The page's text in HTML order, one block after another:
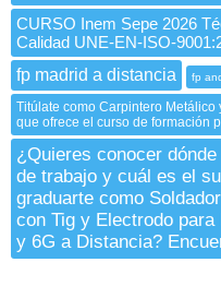
CURSO Inem Sepe 2026
Calidad UNE-EN-ISO-
fp madrid a distancia
fp
Titúlate como Carpintero
que ofrece el curso de formación
¿Quieres conocer
de trabajo y cuál es el
graduarte como
con Tig y Electrodo
y 6G a Distancia?